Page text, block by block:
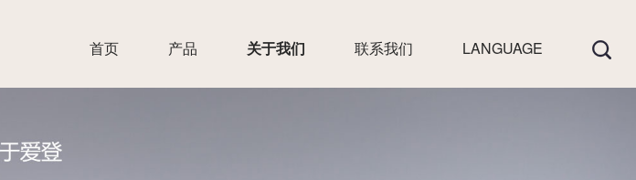
首页 产品 关于我们 联系我们 LANGUAGE